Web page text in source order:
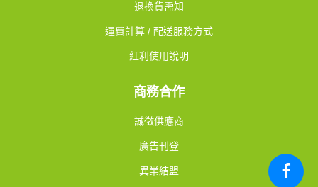
退換貨需知
運費計算 / 配送服務方式
紅利使用說明
商務合作
誠徵供應商
廣告刊登
異業結盟